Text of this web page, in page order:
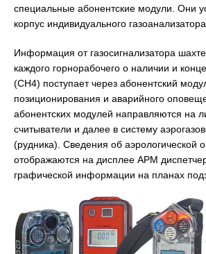
специальные абонентские модули. Они
корпус индивидуального газоанализатора.
Информация от газосигнализатора
каждого горнорабочего о наличии и
(СН4) поступает через абонентский
позиционирования и аварийного
абонентских модулей направляются на
считыватели и далее в систему
(рудника). Сведения об аэрологической
отображаются на дисплее АРМ
графической информации на планах